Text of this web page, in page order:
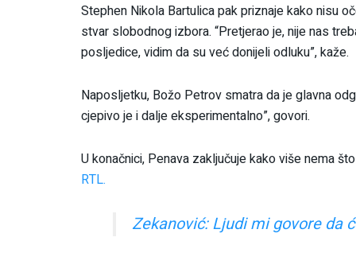
Stephen Nikola Bartulica pak priznaje kako nisu
stvar slobodnog izbora. “Pretjerao je, nije nas
posljedice, vidim da su već donijeli odluku”, kaže.
Naposljetku, Božo Petrov smatra da je glavna
cjepivo je i dalje eksperimentalno”, govori.
U konačnici, Penava zaključuje kako više nema
RTL.
Zekanović: Ljudi mi govore da